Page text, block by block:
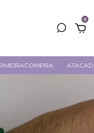
0
ATACADO?